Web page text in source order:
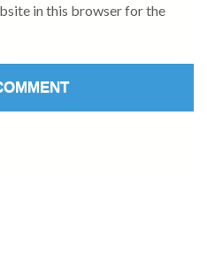
in this browser for the